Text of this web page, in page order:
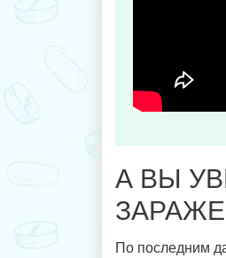
А ВЫ
По последним